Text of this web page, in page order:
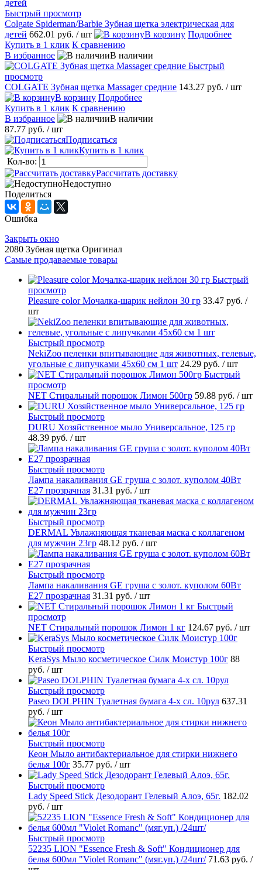
Быстрый просмотр
Colgate Spiderman/Barbie Зубная щетка электрическая для
детей 662.01 руб. / шт В корзину Подробнее
Купить в 1 клик К сравнению
В избранное
В наличии
Быстрый
просмотр
COLGATE Зубная щетка Massager средние 143.27 руб. / шт
В корзину Подробнее
Купить в 1 клик К сравнению
В избранное
В наличии
87.77 руб. / шт
Подписаться
Купить в 1 клик
Кол-во:
Рассчитать доставку
Недоступно
Поделиться
Ошибка
Закрыть окно
2080 Зубная щетка Оригинал
Самые продаваемые товары
Быстрый
просмотр
Pleasure сolor Мочалка-шарик нейлон 30 гр 33.47 руб. /
шт
Быстрый просмотр
NekiZoo пеленки впитывающие для животных, гелевые,
угольные с липучками 45х60 см 1 шт 24.29 руб. / шт
Быстрый
просмотр
NET Стиральный порошок Лимон 500гр 59.88 руб. / шт
Быстрый просмотр
DURU Хозяйственное мыло Универсальное, 125 гр
48.39 руб. / шт
Быстрый просмотр
Лампа накаливания GE груша с золот. куполом 40Вт
Е27 прозрачная 31.31 руб. / шт
Быстрый просмотр
DERMAL Увлажняющая тканевая маска с коллагеном
для мужчин 23гр 48.12 руб. / шт
Быстрый просмотр
Лампа накаливания GE груша с золот. куполом 60Вт
Е27 прозрачная 31.31 руб. / шт
Быстрый
просмотр
NET Стиральный порошок Лимон 1 кг 124.67 руб. / шт
Быстрый просмотр
KeraSys Мыло косметическое Силк Моистур 100г 88
руб. / шт
Быстрый просмотр
Paseo DOLPHIN Туалетная бумага 4-х сл. 10рул 637.31
руб. / шт
Быстрый просмотр
Кеон Мыло антибактериальное для стирки нижнего
белья 100г 35.77 руб. / шт
Быстрый просмотр
Lady Speed Stick Дезодорант Гелевый Алоэ, 65г. 182.02
руб. / шт
Быстрый просмотр
52235 LION "Essence Fresh & Soft" Кондиционер для
белья 600мл "Violet Romanc" (мяг.уп.) /24шт/ 71.63 руб. /